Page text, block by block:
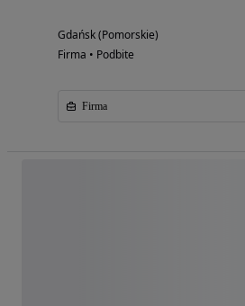
Gdańsk (Pomorskie)
Firma • Podbite
Firma